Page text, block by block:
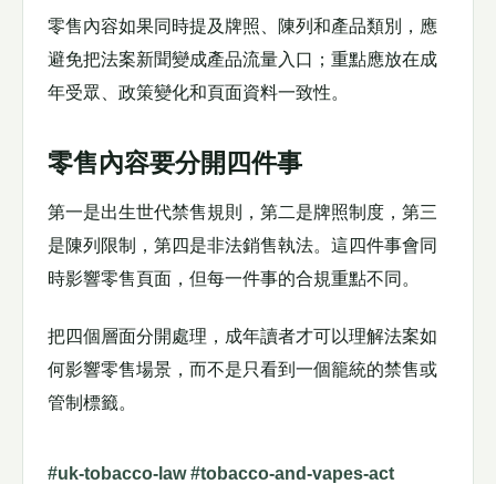
零售內容如果同時提及牌照、陳列和產品類別，應
避免把法案新聞變成產品流量入口；重點應放在成
年受眾、政策變化和頁面資料一致性。
零售內容要分開四件事
第一是出生世代禁售規則，第二是牌照制度，第三
是陳列限制，第四是非法銷售執法。這四件事會同
時影響零售頁面，但每一件事的合規重點不同。
把四個層面分開處理，成年讀者才可以理解法案如
何影響零售場景，而不是只看到一個籠統的禁售或
管制標籤。
#uk-tobacco-law #tobacco-and-vapes-act